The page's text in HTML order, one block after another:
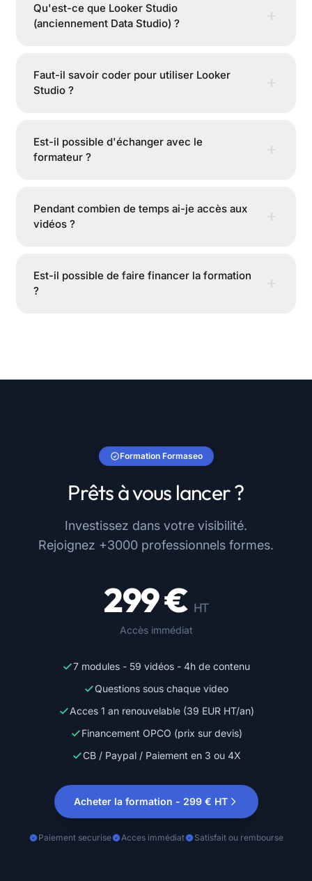
Qu'est-ce que Looker Studio
(anciennement Data Studio) ?
Faut-il savoir coder pour utiliser Looker
Studio ?
Est-il possible d'échanger avec le
formateur ?
Pendant combien de temps ai-je accès aux
vidéos ?
Est-il possible de faire financer la formation
?
Formation Formaseo
Prêts à vous lancer ?
Investissez dans votre visibilité.
Rejoignez +3000 professionnels formes.
299 € HT
Accès immédiat
7 modules - 59 vidéos - 4h de contenu
Questions sous chaque video
Acces 1 an renouvelable (39 EUR HT/an)
Financement OPCO (prix sur devis)
CB / Paypal / Paiement en 3 ou 4X
Acheter la formation - 299 € HT
Paiement securise Acces immédiat Satisfait ou rembourse